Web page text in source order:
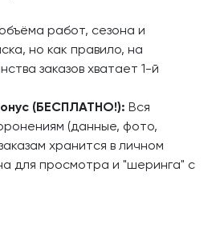
работ, сезона и
но как правило, на
заказов хватает 1-й
(БЕСПЛАТНО!): Вся
(данные, фото,
хранится в личном
для просмотра и "шеринга" с